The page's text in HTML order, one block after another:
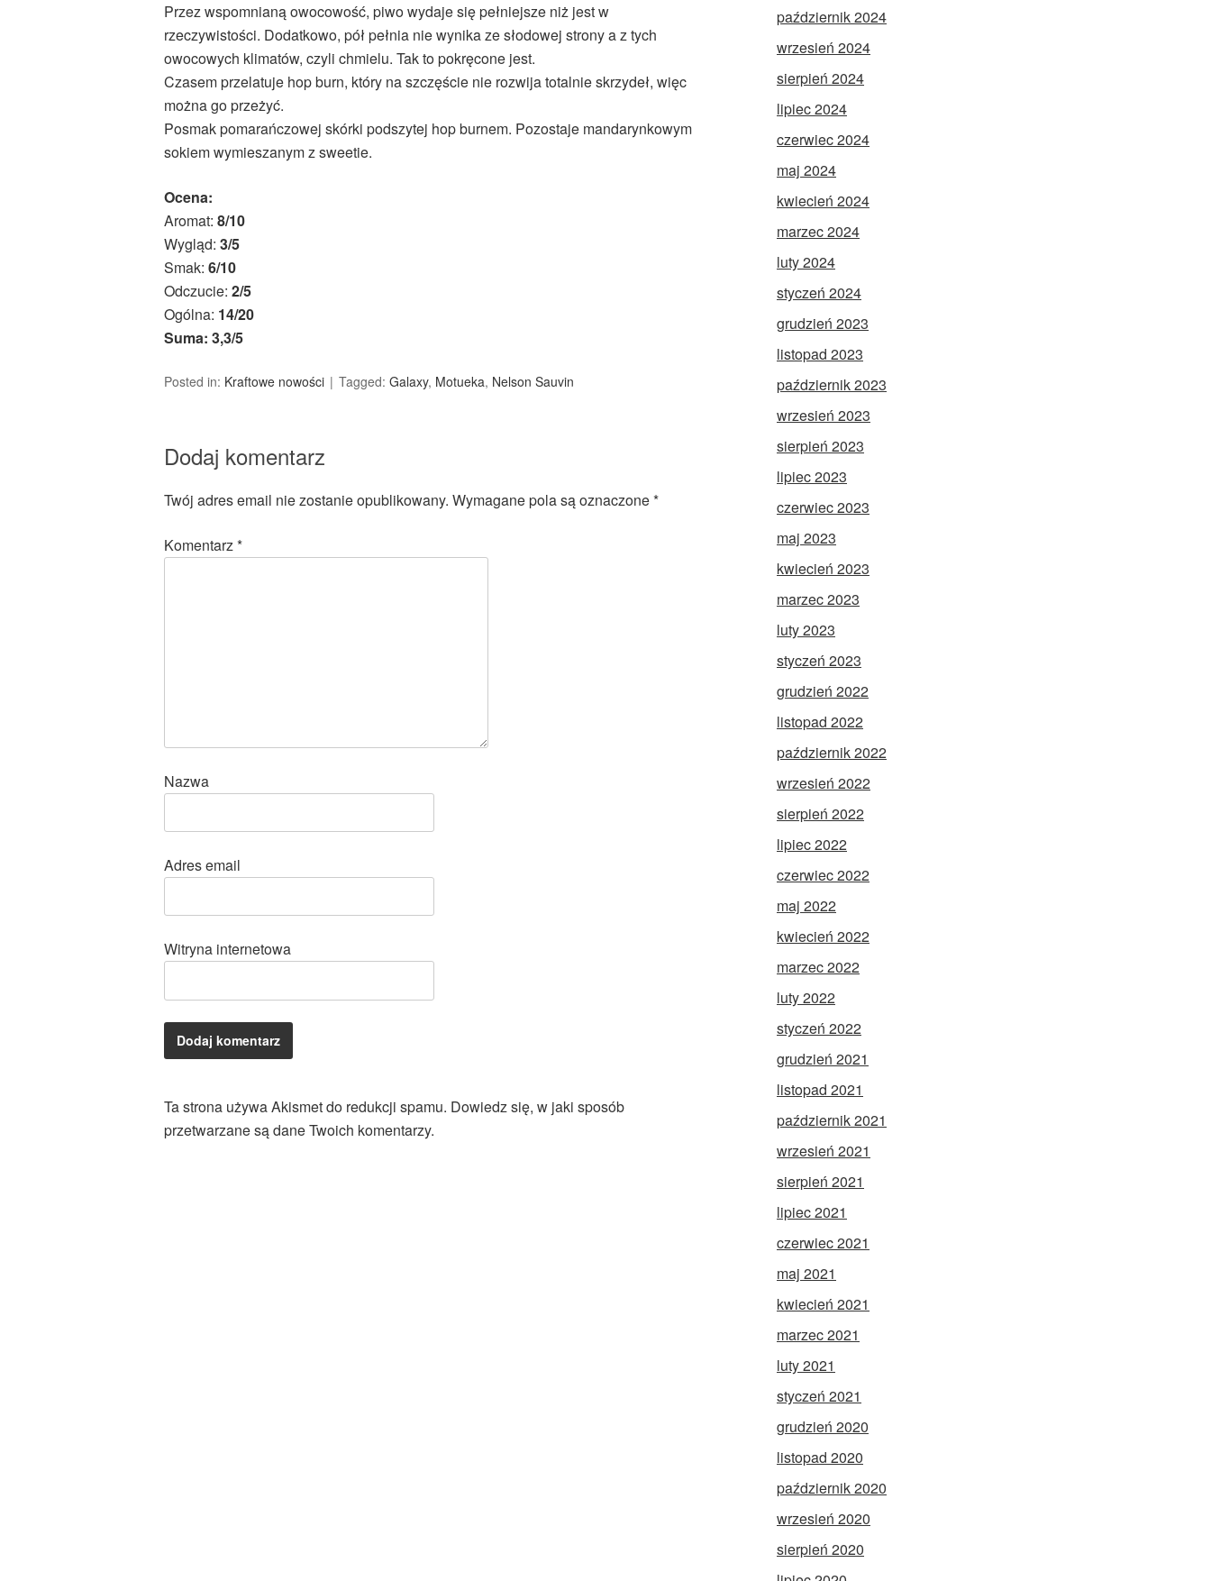
Przez wspomnianą owocowość, piwo wydaje się pełniejsze niż jest w
rzeczywistości. Dodatkowo, pół pełnia nie wynika ze słodowej strony a z tych
owocowych klimatów, czyli chmielu. Tak to pokręcone jest.
Czasem przelatuje hop burn, który na szczęście nie rozwija totalnie skrzydeł, więc
można go przeżyć.
Posmak pomarańczowej skórki podszytej hop burnem. Pozostaje mandarynkowym
sokiem wymieszanym z sweetie.
Ocena:
Aromat: 8/10
Wygląd: 3/5
Smak: 6/10
Odczucie: 2/5
Ogólna: 14/20
Suma: 3,3/5
Posted in: Kraftowe nowości Tagged: Galaxy, Motueka, Nelson Sauvin
Dodaj komentarz
Twój adres email nie zostanie opublikowany. Wymagane pola są oznaczone*
Komentarz*
Nazwa
Adres email
Witryna internetowa
Ta strona używa Akismet do redukcji spamu. Dowiedz się, w jaki sposób
przetwarzane są dane Twoich komentarzy.
październik 2024
wrzesień 2024
sierpień 2024
lipiec 2024
czerwiec 2024
maj 2024
kwiecień 2024
marzec 2024
luty 2024
styczeń 2024
grudzień 2023
listopad 2023
październik 2023
wrzesień 2023
sierpień 2023
lipiec 2023
czerwiec 2023
maj 2023
kwiecień 2023
marzec 2023
luty 2023
styczeń 2023
grudzień 2022
listopad 2022
październik 2022
wrzesień 2022
sierpień 2022
lipiec 2022
czerwiec 2022
maj 2022
kwiecień 2022
marzec 2022
luty 2022
styczeń 2022
grudzień 2021
listopad 2021
październik 2021
wrzesień 2021
sierpień 2021
lipiec 2021
czerwiec 2021
maj 2021
kwiecień 2021
marzec 2021
luty 2021
styczeń 2021
grudzień 2020
listopad 2020
październik 2020
wrzesień 2020
sierpień 2020